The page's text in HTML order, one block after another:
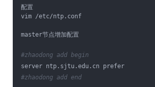
配置
vim /etc/ntp.conf
master节点增加配置
#zhaodong add begin
server ntp.sjtu.edu.cn prefer
#zhaodong add end